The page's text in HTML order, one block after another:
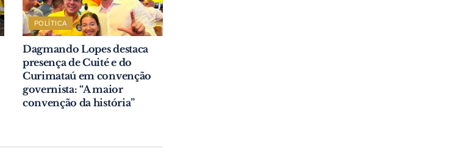
POLÍTICA
Dagmando Lopes destaca
presença de Cuité e do
Curimataú em convenção
governista: “A maior
convenção da história”